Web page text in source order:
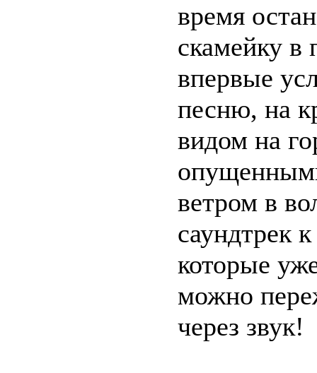
время
скамейку в
впервые
песню, на
видом на
ветром в
саундтрек
которые
можно
через звук!